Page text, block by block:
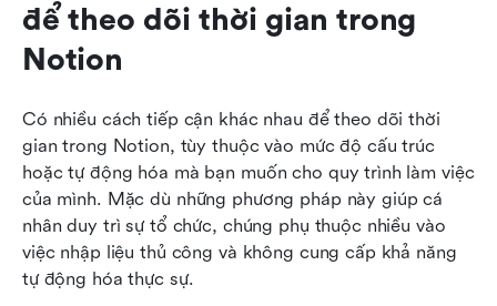
để theo dõi thời gian trong
Notion
Có nhiều cách tiếp cận khác nhau để theo dõi thời
gian trong Notion, tùy thuộc vào mức độ cấu trúc
hoặc tự động hóa mà bạn muốn cho quy trình làm việc
của mình. Mặc dù những phương pháp này giúp cá
nhân duy trì sự tổ chức, chúng phụ thuộc nhiều vào
việc nhập liệu thủ công và không cung cấp khả năng
tự động hóa thực sự.